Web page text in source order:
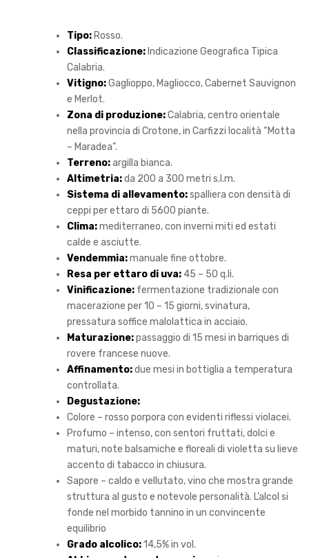
Tipo: Rosso.
Classificazione: Indicazione Geografica Tipica
Calabria.
Vitigno:Gaglioppo, Magliocco, Cabernet Sauvignon
e Merlot.
Zona di produzione:Calabria, centro orientale
nella provincia di Crotone, in Carfizzi località “Motta
– Maradea”.
Terreno:argilla bianca.
Altimetria:da 200 a 300 metri s.l.m.
Sistema di allevamento:spalliera con densità di
ceppi per ettaro di 5600 piante.
Clima:mediterraneo, con inverni miti ed estati
calde e asciutte.
Vendemmia:manuale fine ottobre.
Resa per ettaro di uva: 45 – 50 q.li.
Vinificazione: fermentazione tradizionale con
macerazione per 10 – 15 giorni, svinatura,
pressatura soffice malolattica in acciaio.
Maturazione:passaggio di 15 mesi in barriques di
rovere francese nuove.
Affinamento:due mesi in bottiglia a temperatura
controllata.
Degustazione:
Colore – rosso porpora con evidenti riflessi violacei.
Profumo – intenso, con sentori fruttati, dolci e
maturi, note balsamiche e floreali di violetta su lieve
accento di tabacco in chiusura.
Sapore – caldo e vellutato, vino che mostra grande
struttura al gusto e notevole personalità. L’alcol si
fonde nel morbido tannino in un convincente
equilibrio
Grado alcolico:14,5% in vol.